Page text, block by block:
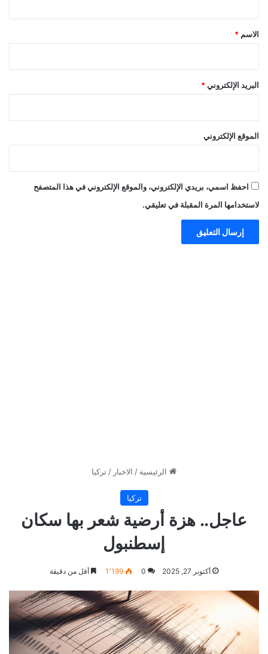
*
الاسم *
البريد الإلكتروني *
الموقع الإلكتروني
احفظ اسمي، بريدي الإلكتروني، والموقع الإلكتروني في هذا المتصفح
لاستخدامها المرة المقبلة في تعليقي.